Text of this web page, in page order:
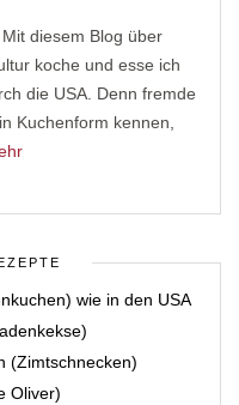
diesem Blog über
koche und esse ich
die USA. Denn fremde
Kuchenform kennen,
wie in den USA
(Zimtschnecken)
Oliver)